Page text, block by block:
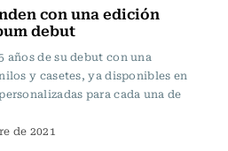
con una edición
debut
años de su debut con una
y casetes, ya disponibles en
para cada una de
de 2021